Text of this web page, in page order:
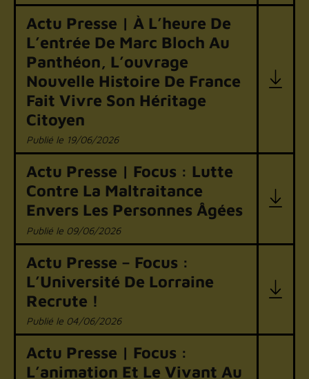
Actu Presse | À L’heure De
L’entrée De Marc Bloch Au
Panthéon, L’ouvrage
Nouvelle Histoire De France
Fait Vivre Son Héritage
Citoyen
19/06/2026
Actu Presse | Focus : Lutte
Contre La Maltraitance
Envers Les Personnes Âgées
09/06/2026
Actu Presse – Focus :
L’Université De Lorraine
Recrute !
04/06/2026
Actu Presse | Focus :
L’animation Et Le Vivant Au